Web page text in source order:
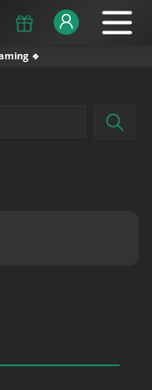
🔹